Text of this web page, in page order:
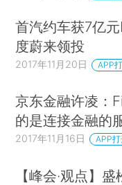
首汽约车获7亿
度蔚来领投
2017年11月20日 APP
京东金融许凌：
的是连接金融的
2017年11月16日 APP
【峰会·观点】